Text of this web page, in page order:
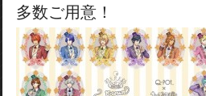
多数ご用意！